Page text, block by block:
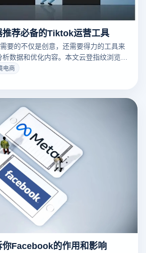
推荐必备的Tiktok运营工具
要的不仅是创意，还需要得力的工具来
数据和优化内容。本文云登指纹浏览器
作过程中不可或缺的工具，以及如何使
容影响力。
电商
Facebook的作用和影响